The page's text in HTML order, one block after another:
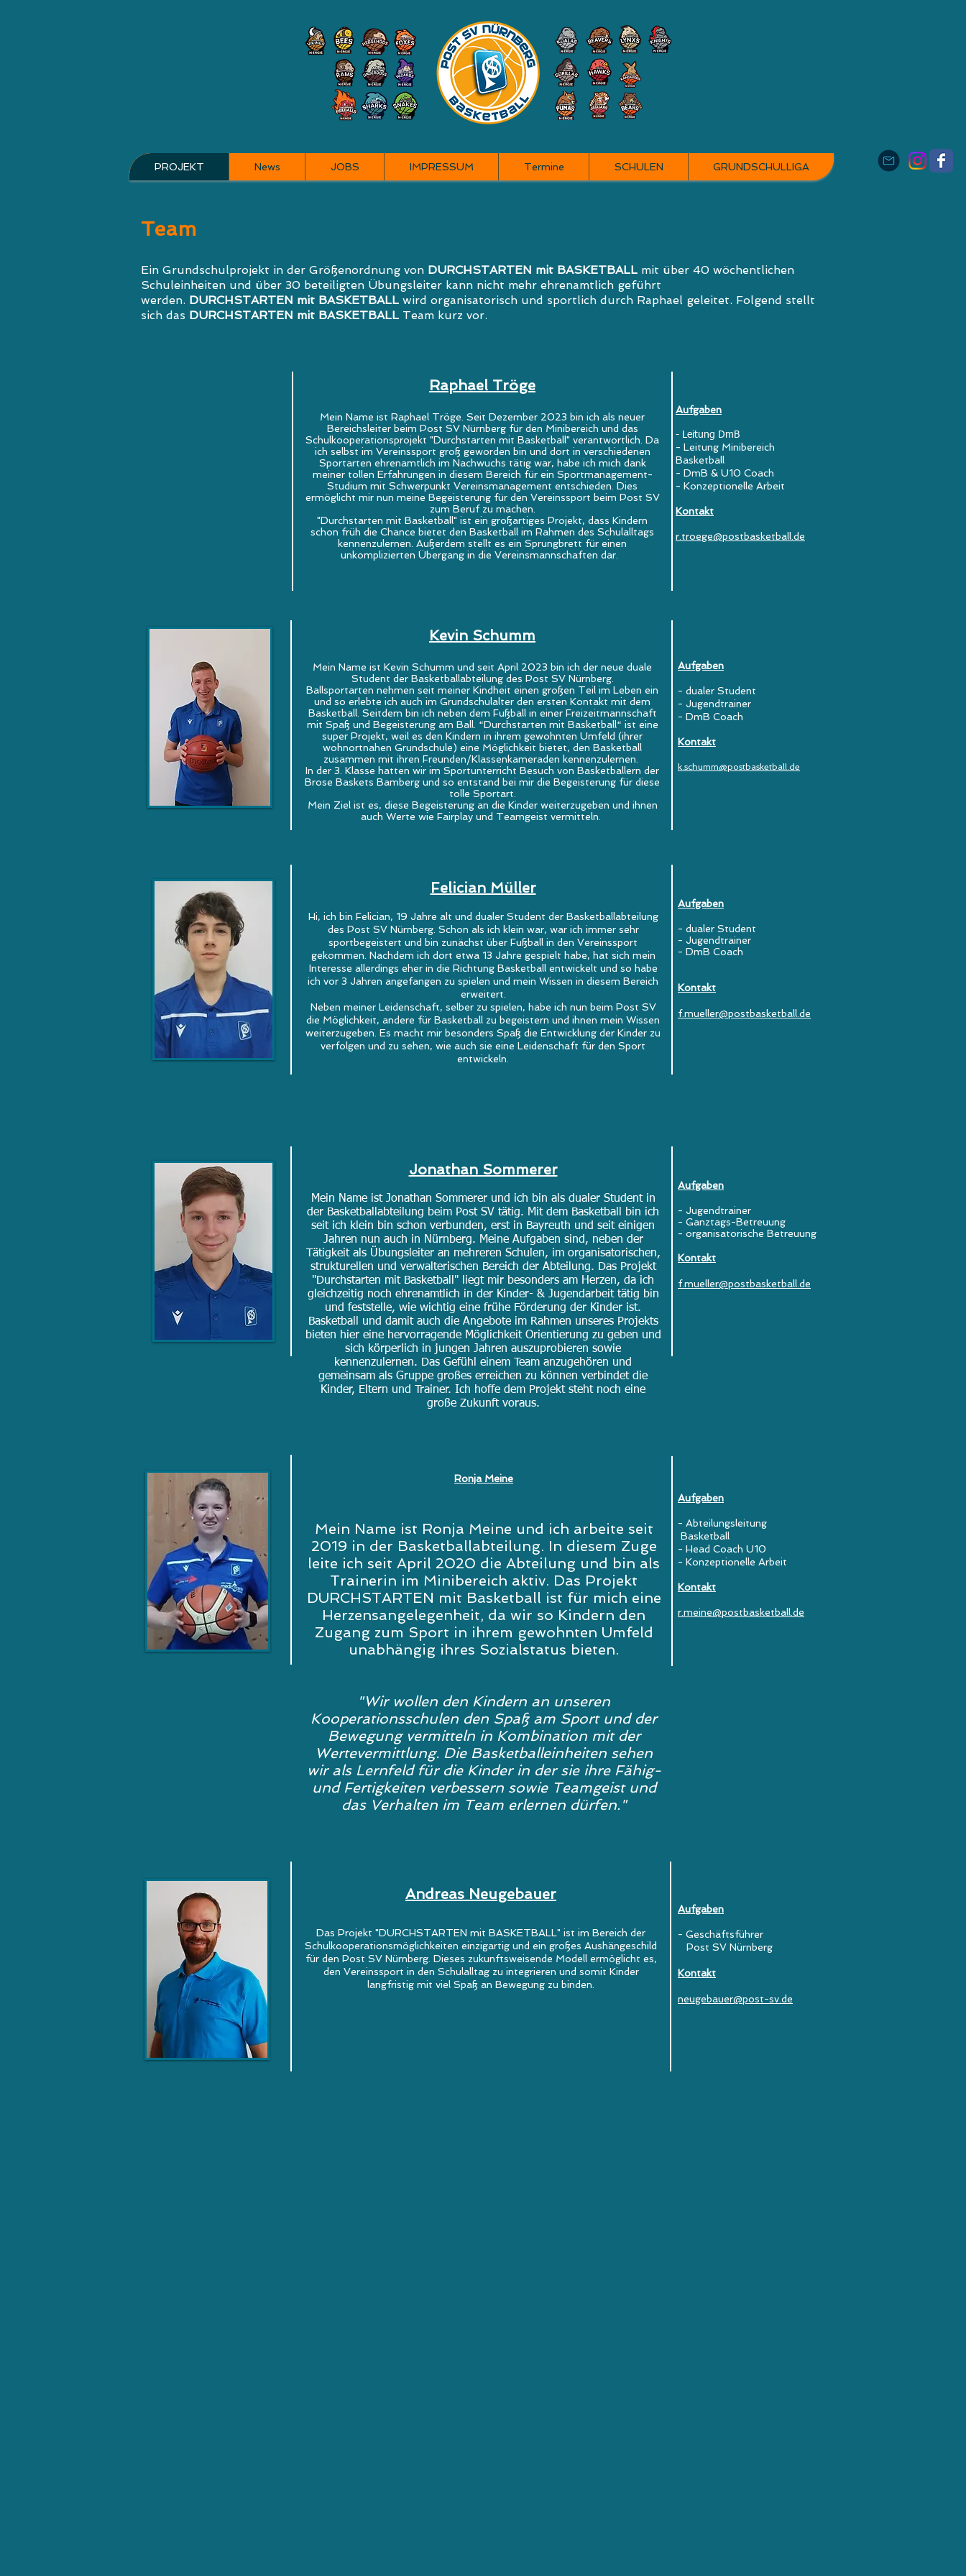
PROJEKT News JOBS IMPRESSUM Termine SCHULEN GRUNDSCHULLIGA
Team
Ein Grundschulprojekt in der Größenordnung von DURCHSTARTEN mit BASKETBALL mit über 40 wöchentlichen
Schuleinheiten und über 30 beteiligten Übungsleiter kann nicht mehr ehrenamtlich geführt
werden. DURCHSTARTEN mit BASKETBALL wird organisatorisch und sportlich durch Raphael geleitet. Folgend stellt
sich das DURCHSTARTEN mit BASKETBALL Team kurz vor.
Raphael Tröge
Mein Name ist Raphael Tröge. Seit Dezember 2023 bin ich als neuer
Bereichsleiter beim Post SV Nürnberg für den Minibereich und das
Schulkooperationsprojekt "Durchstarten mit Basketball" verantwortlich. Da
ich selbst im Vereinssport groß geworden bin und dort in verschiedenen
Sportarten ehrenamtlich im Nachwuchs tätig war, habe ich mich dank
meiner tollen Erfahrungen in diesem Bereich für ein Sportmanagement-
Studium mit Schwerpunkt Vereinsmanagement entschieden. Dies
ermöglicht mir nun meine Begeisterung für den Vereinssport beim Post SV
zum Beruf zu machen.
"Durchstarten mit Basketball" ist ein großartiges Projekt, dass Kindern
schon früh die Chance bietet den Basketball im Rahmen des Schulalltags
kennenzulernen. Außerdem stellt es ein Sprungbrett für einen
unkomplizierten Übergang in die Vereinsmannschaften dar.
Aufgaben
- Leitung DmB
- Leitung Minibereich
Basketball
- DmB & U10 Coach
- Konzeptionelle Arbeit
Kontakt
r.troege@postbasketball.de
Kevin Schumm
Mein Name ist Kevin Schumm und seit April 2023 bin ich der neue duale
Student der Basketballabteilung des Post SV Nürnberg.
Ballsportarten nehmen seit meiner Kindheit einen großen Teil im Leben ein
und so erlebte ich auch im Grundschulalter den ersten Kontakt mit dem
Basketball. Seitdem bin ich neben dem Fußball in einer Freizeitmannschaft
mit Spaß und Begeisterung am Ball. “Durchstarten mit Basketball“ ist eine
super Projekt, weil es den Kindern in ihrem gewohnten Umfeld (ihrer
wohnortnahen Grundschule) eine Möglichkeit bietet, den Basketball
zusammen mit ihren Freunden/Klassenkameraden kennenzulernen.
In der 3. Klasse hatten wir im Sportunterricht Besuch von Basketballern der
Brose Baskets Bamberg und so entstand bei mir die Begeisterung für diese
tolle Sportart.
Mein Ziel ist es, diese Begeisterung an die Kinder weiterzugeben und ihnen
auch Werte wie Fairplay und Teamgeist vermitteln.
Aufgaben
- dualer Student
- Jugendtrainer
- DmB Coach
Kontakt
k.schumm@postbasketball.de
Felician Müller
Hi, ich bin Felician, 19 Jahre alt und dualer Student der Basketballabteilung
des Post SV Nürnberg. Schon als ich klein war, war ich immer sehr
sportbegeistert und bin zunächst über Fußball in den Vereinssport
gekommen. Nachdem ich dort etwa 13 Jahre gespielt habe, hat sich mein
Interesse allerdings eher in die Richtung Basketball entwickelt und so habe
ich vor 3 Jahren angefangen zu spielen und mein Wissen in diesem Bereich
erweitert.
Neben meiner Leidenschaft, selber zu spielen, habe ich nun beim Post SV
die Möglichkeit, andere für Basketball zu begeistern und ihnen mein Wissen
weiterzugeben. Es macht mir besonders Spaß die Entwicklung der Kinder zu
verfolgen und zu sehen, wie auch sie eine Leidenschaft für den Sport
entwickeln.
Aufgaben
- dualer Student
- Jugendtrainer
- DmB Coach
Kontakt
f.mueller@postbasketball.de
Jonathan Sommerer
Mein Name ist Jonathan Sommerer und ich bin als dualer Student in
der Basketballabteilung beim Post SV tätig. Mit dem Basketball bin ich
seit ich klein bin schon verbunden, erst in Bayreuth und seit einigen
Jahren nun auch in Nürnberg. Meine Aufgaben sind, neben der
Tätigkeit als Übungsleiter an mehreren Schulen, im organisatorischen,
strukturellen und verwalterischen Bereich der Abteilung. Das Projekt
"Durchstarten mit Basketball" liegt mir besonders am Herzen, da ich
gleichzeitig noch ehrenamtlich in der Kinder- & Jugendarbeit tätig bin
und feststelle, wie wichtig eine frühe Förderung der Kinder ist.
Basketball und damit auch die Angebote im Rahmen unseres Projekts
bieten hier eine hervorragende Möglichkeit Orientierung zu geben und
sich körperlich in jungen Jahren auszuprobieren sowie
kennenzulernen. Das Gefühl einem Team anzugehören und
gemeinsam als Gruppe großes erreichen zu können verbindet die
Kinder, Eltern und Trainer. Ich hoffe dem Projekt steht noch eine
große Zukunft voraus.
Aufgaben
- Jugendtrainer
- Ganztags-Betreuung
- organisatorische Betreuung
Kontakt
f.mueller@postbasketball.de
Ronja Meine
Mein Name ist Ronja Meine und ich arbeite seit
2019 in der Basketballabteilung. In diesem Zuge
leite ich seit April 2020 die Abteilung und bin als
Trainerin im Minibereich aktiv. Das Projekt
DURCHSTARTEN mit Basketball ist für mich eine
Herzensangelegenheit, da wir so Kindern den
Zugang zum Sport in ihrem gewohnten Umfeld
unabhängig ihres Sozialstatus bieten.
"Wir wollen den Kindern an unseren
Kooperationsschulen den Spaß am Sport und der
Bewegung vermitteln in Kombination mit der
Wertevermittlung. Die Basketballeinheiten sehen
wir als Lernfeld für die Kinder in der sie ihre Fähig-
und Fertigkeiten verbessern sowie Teamgeist und
das Verhalten im Team erlernen dürfen."
Aufgaben
- Abteilungsleitung
Basketball
- Head Coach U10
- Konzeptionelle Arbeit
Kontakt
r.meine@postbasketball.de
Andreas Neugebauer
Das Projekt "DURCHSTARTEN mit BASKETBALL" ist im Bereich der
Schulkooperationsmöglichkeiten einzigartig und ein großes Aushängeschild
für den Post SV Nürnberg. Dieses zukunftsweisende Modell ermöglicht es,
den Vereinssport in den Schulalltag zu integrieren und somit Kinder
langfristig mit viel Spaß an Bewegung zu binden.
Aufgaben
- Geschäftsführer
Post SV Nürnberg
Kontakt
neugebauer@post-sv.de